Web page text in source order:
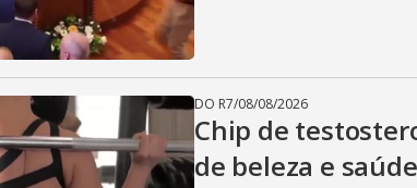
DO R7/08/08/2026
Chip de
de beleza e